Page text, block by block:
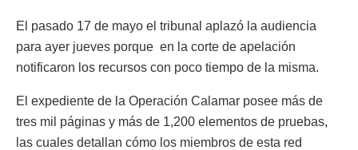
El pasado 17 de mayo el tribunal aplazó la audiencia
para ayer jueves porque en la corte de apelación
notificaron los recursos con poco tiempo de la misma.
El expediente de la Operación Calamar posee más de
tres mil páginas y más de 1,200 elementos de pruebas,
las cuales detallan cómo los miembros de esta red